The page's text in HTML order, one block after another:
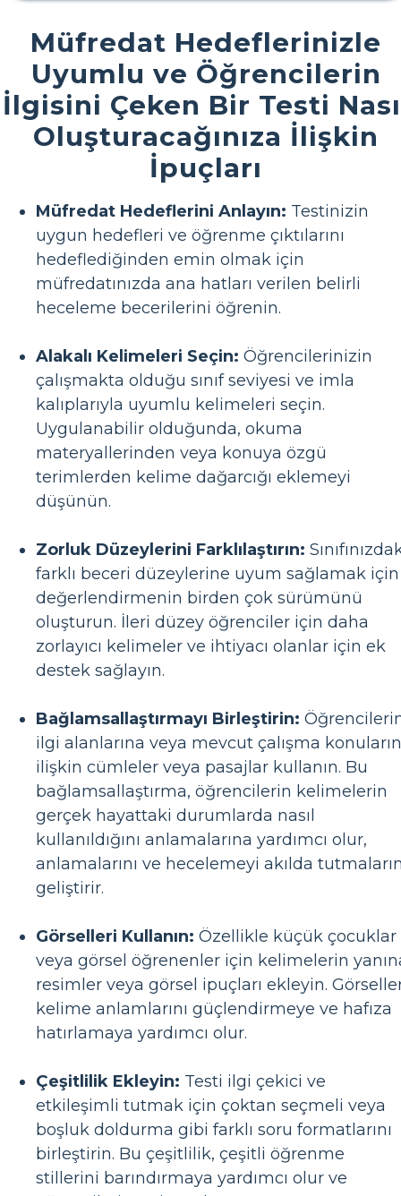
Müfredat Hedeflerinizle
Uyumlu ve Öğrencilerin
İlgisini Çeken Bir Testi
Oluşturacağınıza İlişkin
İpuçları
Müfredat Hedeflerini Anlayın: Testinizin
uygun hedefleri ve öğrenme çıktılarını
hedeflediğinden emin olmak için
müfredatınızda ana hatları verilen belirli
heceleme becerilerini öğrenin.
Alakalı Kelimeleri Seçin: Öğrencilerinizin
çalışmakta olduğu sınıf seviyesi ve imla
kalıplarıyla uyumlu kelimeleri seçin.
Uygulanabilir olduğunda, okuma
materyallerinden veya konuya özgü
terimlerden kelime dağarcığı eklemeyi
düşünün.
Zorluk Düzeylerini Farklılaştırın:
farklı beceri düzeylerine uyum sağlamak için
değerlendirmenin birden çok sürümünü
oluşturun. İleri düzey öğrenciler için daha
zorlayıcı kelimeler ve ihtiyacı olanlar için ek
destek sağlayın.
Bağlamsallaştırmayı Birleştirin:
ilgi alanlarına veya mevcut çalışma
ilişkin cümleler veya pasajlar kullanın. Bu
bağlamsallaştırma, öğrencilerin kelimelerin
gerçek hayattaki durumlarda nasıl
kullanıldığını anlamalarına yardımcı olur,
anlamalarını ve hecelemeyi akılda
geliştirir.
Görselleri Kullanın: Özellikle küçük çocuklar
veya görsel öğrenenler için kelimelerin
resimler veya görsel ipuçları ekleyin.
kelime anlamlarını güçlendirmeye ve hafıza
hatırlamaya yardımcı olur.
Çeşitlilik Ekleyin: Testi ilgi çekici ve
etkileşimli tutmak için çoktan seçmeli veya
boşluk doldurma gibi farklı soru formatlarını
birleştirin. Bu çeşitlilik, çeşitli öğrenme
stillerini barındırmaya yardımcı olur ve